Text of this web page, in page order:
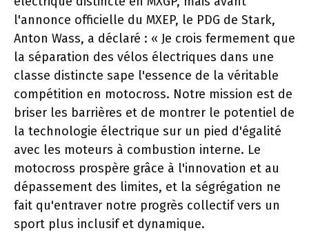
l'annonce officielle du MXEP, le PDG de Stark,
Anton Wass, a déclaré : « Je crois fermement que
la séparation des vélos électriques dans une
classe distincte sape l'essence de la véritable
compétition en motocross. Notre mission est de
briser les barrières et de montrer le potentiel de
la technologie électrique sur un pied d'égalité
avec les moteurs à combustion interne. Le
motocross prospère grâce à l'innovation et au
dépassement des limites, et la ségrégation ne
fait qu'entraver notre progrès collectif vers un
sport plus inclusif et dynamique.